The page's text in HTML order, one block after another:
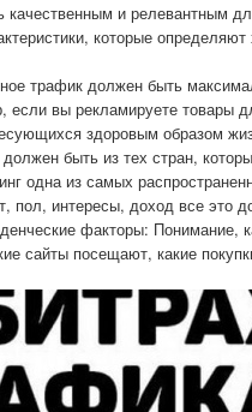
и релевантным
которые
трафик должен быть
вы рекламируете товары
здоровым образом
должен быть из тех стран,
одна из самых
пол, интересы, доход все это
факторы: Понимание,
сайты посещают, какие